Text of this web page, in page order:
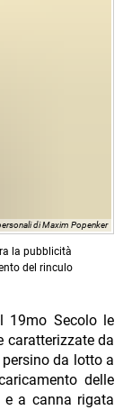
di Maxim Popenker
la pubblicità
del rinculo
19mo Secolo le
caratterizzate da
da lotto a
delle
a canna rigata